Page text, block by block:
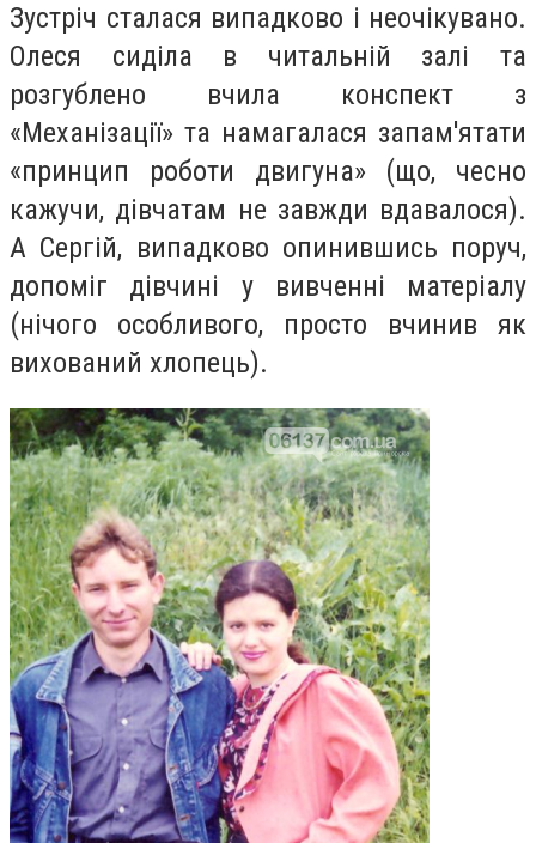
Зустріч сталася випадково і неочікувано.
Олеся сиділа в читальній залі та
розгублено вчила конспект з
«Механізації» та намагалася запам'ятати
«принцип роботи двигуна» (що, чесно
кажучи, дівчатам не завжди вдавалося).
А Сергій, випадково опинившись поруч,
допоміг дівчині у вивченні матеріалу
(нічого особливого, просто вчинив як
вихований хлопець).